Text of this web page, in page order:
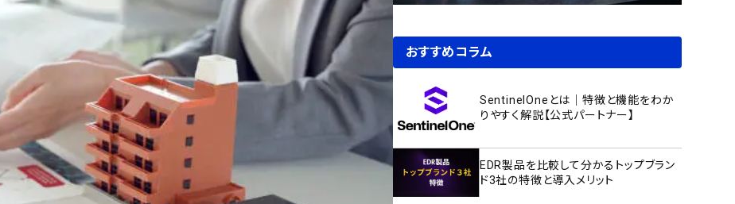
おすすめコラム
SentinelOneとは｜特徴と機能をわか
りやすく解説【公式パートナー】
EDR製品を比較して分かるトップブラン
ド3社の特徴と導入メリット